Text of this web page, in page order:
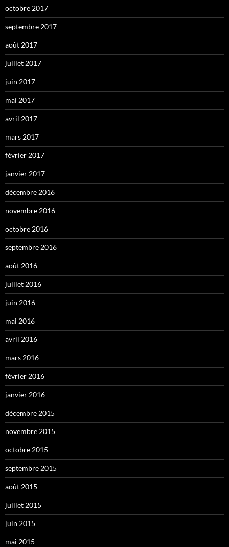
octobre 2017
septembre 2017
août 2017
juillet 2017
juin 2017
mai 2017
avril 2017
mars 2017
février 2017
janvier 2017
décembre 2016
novembre 2016
octobre 2016
septembre 2016
août 2016
juillet 2016
juin 2016
mai 2016
avril 2016
mars 2016
février 2016
janvier 2016
décembre 2015
novembre 2015
octobre 2015
septembre 2015
août 2015
juillet 2015
juin 2015
mai 2015